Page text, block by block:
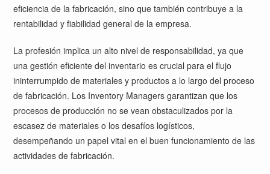
eficiencia de la fabricación, sino que también contribuye a la
rentabilidad y fiabilidad general de la empresa.
La profesión implica un alto nivel de responsabilidad, ya que
una gestión eficiente del inventario es crucial para el flujo
ininterrumpido de materiales y productos a lo largo del proceso
de fabricación. Los Inventory Managers garantizan que los
procesos de producción no se vean obstaculizados por la
escasez de materiales o los desafíos logísticos,
desempeñando un papel vital en el buen funcionamiento de las
actividades de fabricación.